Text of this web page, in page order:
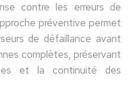
contre les erreurs de
préventive permet
de défaillance avant
complètes, préservant
et la continuité des